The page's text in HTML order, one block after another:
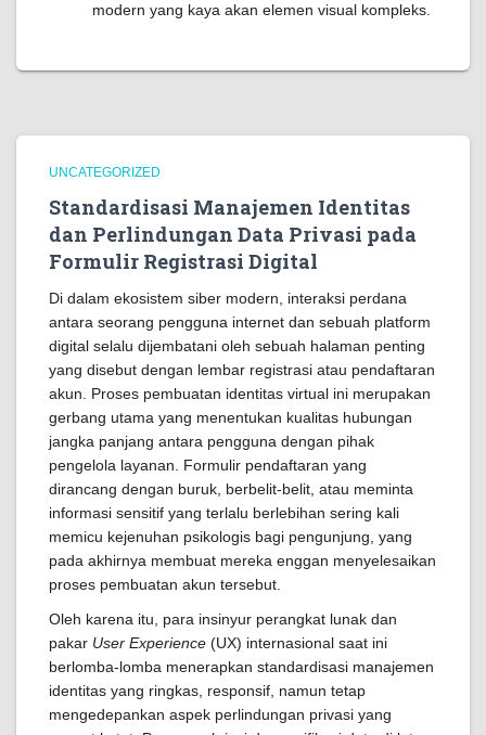
modern yang kaya akan elemen visual kompleks.
UNCATEGORIZED
Standardisasi Manajemen Identitas
dan Perlindungan Data Privasi pada
Formulir Registrasi Digital
Di dalam ekosistem siber modern, interaksi perdana
antara seorang pengguna internet dan sebuah platform
digital selalu dijembatani oleh sebuah halaman penting
yang disebut dengan lembar registrasi atau pendaftaran
akun. Proses pembuatan identitas virtual ini merupakan
gerbang utama yang menentukan kualitas hubungan
jangka panjang antara pengguna dengan pihak
pengelola layanan. Formulir pendaftaran yang
dirancang dengan buruk, berbelit-belit, atau meminta
informasi sensitif yang terlalu berlebihan sering kali
memicu kejenuhan psikologis bagi pengunjung, yang
pada akhirnya membuat mereka enggan menyelesaikan
proses pembuatan akun tersebut.
Oleh karena itu, para insinyur perangkat lunak dan
pakar User Experience (UX) internasional saat ini
berlomba-lomba menerapkan standardisasi manajemen
identitas yang ringkas, responsif, namun tetap
mengedepankan aspek perlindungan privasi yang